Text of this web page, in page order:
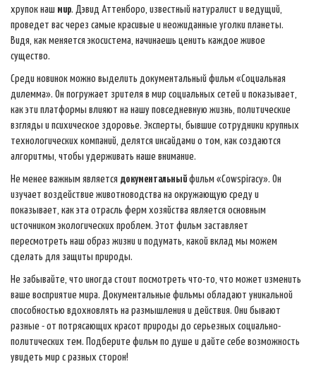
хрупок наш мир. Дэвид Аттенборо, известный натуралист и ведущий,
проведет вас через самые красивые и неожиданные уголки планеты.
Видя, как меняется экосистема, начинаешь ценить каждое живое
существо.
Среди новинок можно выделить документальный фильм «Социальная
дилемма». Он погружает зрителя в мир социальных сетей и показывает,
как эти платформы влияют на нашу повседневную жизнь, политические
взгляды и психическое здоровье. Эксперты, бывшие сотрудники крупных
технологических компаний, делятся инсайдами о том, как создаются
алгоритмы, чтобы удерживать наше внимание.
Не менее важным является документальный фильм «Cowspiracy». Он
изучает воздействие животноводства на окружающую среду и
показывает, как эта отрасль ферм хозяйства является основным
источником экологических проблем. Этот фильм заставляет
пересмотреть наш образ жизни и подумать, какой вклад мы можем
сделать для защиты природы.
Не забывайте, что иногда стоит посмотреть что-то, что может изменить
ваше восприятие мира. Документальные фильмы обладают уникальной
способностью вдохновлять на размышления и действия. Они бывают
разные - от потрясающих красот природы до серьезных социально-
политических тем. Подберите фильм по душе и дайте себе возможность
увидеть мир с разных сторон!